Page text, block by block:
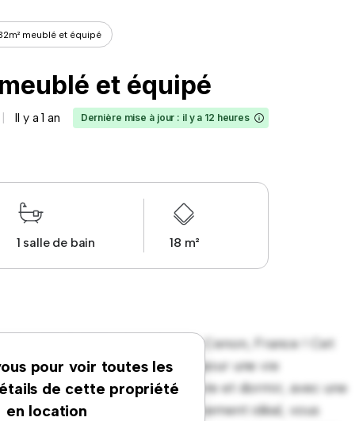
meublé et équipé
et équipé
Il y a 1 an Dernière mise à jour : il y a 12 heures
1 salle de bain 18 m²
pour voir toutes les
de cette propriété
en location
à 63 Av. Jean Jaurès, Cenon, France ! Cet
ce dont vous avez besoin pour une vie
un espace polyvalent pour vivre et dormir, avec une
élégante. Grâce à son emplacement idéal, vous